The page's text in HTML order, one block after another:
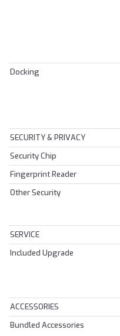
Docking
SECURITY & PRIVACY
Security Chip
Fingerprint Reader
Other Security
SERVICE
Included Upgrade
ACCESSORIES
Bundled Accessories